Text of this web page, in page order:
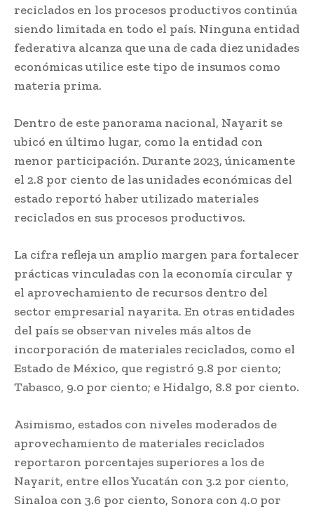
reciclados en los procesos productivos continúa
siendo limitada en todo el país. Ninguna entidad
federativa alcanza que una de cada diez unidades
económicas utilice este tipo de insumos como
materia prima.
Dentro de este panorama nacional, Nayarit se
ubicó en último lugar, como la entidad con
menor participación. Durante 2023, únicamente
el 2.8 por ciento de las unidades económicas del
estado reportó haber utilizado materiales
reciclados en sus procesos productivos.
La cifra refleja un amplio margen para fortalecer
prácticas vinculadas con la economía circular y
el aprovechamiento de recursos dentro del
sector empresarial nayarita. En otras entidades
del país se observan niveles más altos de
incorporación de materiales reciclados, como el
Estado de México, que registró 9.8 por ciento;
Tabasco, 9.0 por ciento; e Hidalgo, 8.8 por ciento.
Asimismo, estados con niveles moderados de
aprovechamiento de materiales reciclados
reportaron porcentajes superiores a los de
Nayarit, entre ellos Yucatán con 3.2 por ciento,
Sinaloa con 3.6 por ciento, Sonora con 4.0 por